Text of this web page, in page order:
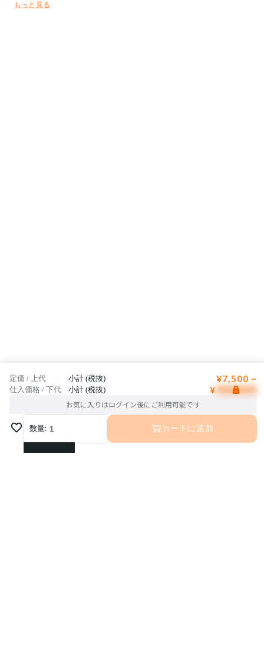
流行のドライフラワーを飾っても。
もっと見る
定価 / 上代 小計 (税抜) ¥7,500 ~
仕入価格 / 下代 小計 (税抜) ¥
お気に入りはログイン後にご利用可能です
数量: 1
1
カートに追加